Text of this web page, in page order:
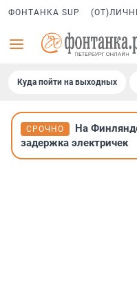
ФОНТАНКА SUP
Куда пойти на выходных
СРОЧНО
На
задержка электричек